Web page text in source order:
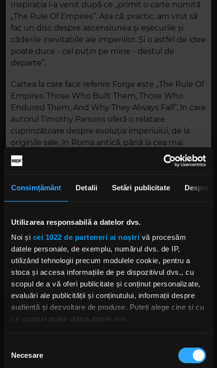
Consimțământ Detalii Setări publicitate Despre
Utilizarea responsabilă a datelor dvs.
Noi și cei 1022 de parteneri ai noștri vă procesăm
datele personale, de exemplu, numărul dvs. de IP,
utilizând tehnologii precum modulele cookie, pentru a
stoca și accesa informațiile de pe dispozitivul dvs., cu
scopul de a vă oferi publicitate și conținut personalizate,
evaluări ale publicității și conținutului, informații despre
audiență și dezvoltare de produse. Puteți alege cine și cu
ce scopuri poate utiliza datele dvs.
Să colectăm informațiile cu privire la locația dvs.
consimțământului
Necesare
Inspirația i-a venit după ce „primit o carte numită
„The Rule Of Empires”. Așa că, practic, am vrut să
fac un disc despre ascensiunea și eșecurile și
căderile inevitabile ale imperiilor. Și o astfel de idee
poate duce - cel puțin pe mine - destul de
departe”.
Cartea la care face referire Forge este „The Rule Of
Empires: Those Who Built Them, Those Who
Endured Them, And Why They Always Fall”, în care
autorul Timothy Parsons oferă o relatare
cuprinzătoare despre evoluția imperiului, de la
originile sale, în Roma antică, până la cea mai
recentă întruchipare a sa din secolul al XX-lea. El
explică ce constituie un imperiu și oferă sugestii
despre propriul moment istoric.
de 26 de date, fiind co-headliner în SUA cu
Volbeat și invitații speciali, Twin Temple.
Foto: Getty Images/ Guliver.
GHOST